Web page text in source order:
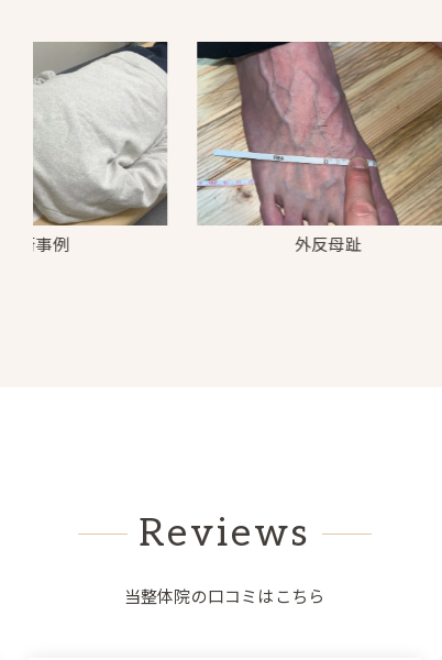
外反母趾
Reviews
当整体院の口コミはこちら